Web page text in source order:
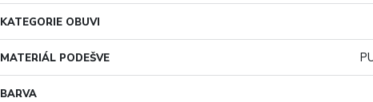
KATEGORIE OBUVI
MATERIÁL PODEŠVE
BARVA